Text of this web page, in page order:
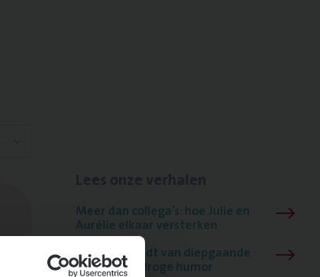
Meer dan collega’s: hoe Julie en
Aurélie elkaar versterken
Mathias houdt van diepgaande
dossiers én droge humor